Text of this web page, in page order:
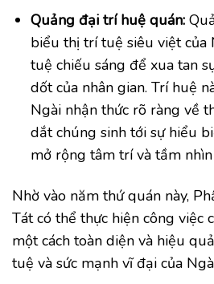
Quảng đại trí huệ quán:
biểu thị trí tuệ siêu việt của
tuệ chiếu sáng để xua tan
dốt của nhân gian. Trí huệ
Ngài nhận thức rõ ràng về
dắt chúng sinh tới sự hiểu
mở rộng tâm trí và tầm nhìn
Nhờ vào năm thứ quán này,
Tát có thể thực hiện công việc
một cách toàn diện và hiệu
tuệ và sức mạnh vĩ đại của